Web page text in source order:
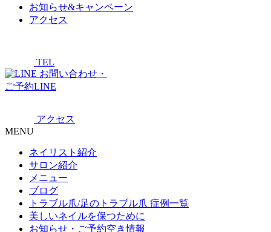
お知らせ&キャンペーン
アクセス
TEL
お問い合わせ・
ご予約LINE
アクセス
MENU
ネイリスト紹介
サロン紹介
メニュー
ブログ
トラブル爪/足のトラブル爪 症例一覧
美しいネイルを保つために
お知らせ・ご予約空き情報